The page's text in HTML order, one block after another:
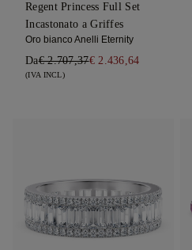
Regent Princess Full Set
Incastonato a Griffes
Oro bianco Anelli Eternity
Da€ 2.707,37€ 2.436,64
(IVA INCL)